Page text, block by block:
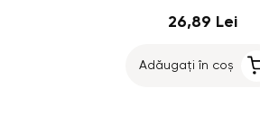
26,89 Lei
Adăugați în coș